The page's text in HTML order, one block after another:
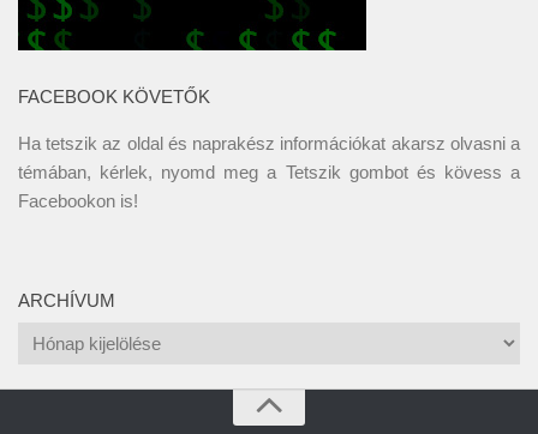
FACEBOOK KÖVETŐK
Ha tetszik az oldal és naprakész információkat akarsz olvasni a
témában, kérlek, nyomd meg a Tetszik gombot és kövess a
Facebookon is!
ARCHÍVUM
Archívum